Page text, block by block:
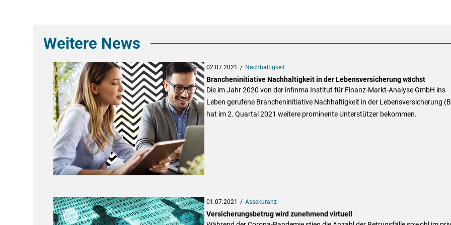
Weitere News
02.07.2021 Nachhaltigkeit
Brancheninitiative Nachhaltigkeit in der Lebensversicherung wächst
Die im Jahr 2020 von der infinma Institut für Finanz-Markt-Analyse GmbH ins
Leben gerufene Brancheninitiative Nachhaltigkeit in der Lebensversicherung
hat im 2. Quartal 2021 weitere prominente Unterstützer bekommen.
01.07.2021 Assekuranz
Versicherungsbetrug wird zunehmend virtuell